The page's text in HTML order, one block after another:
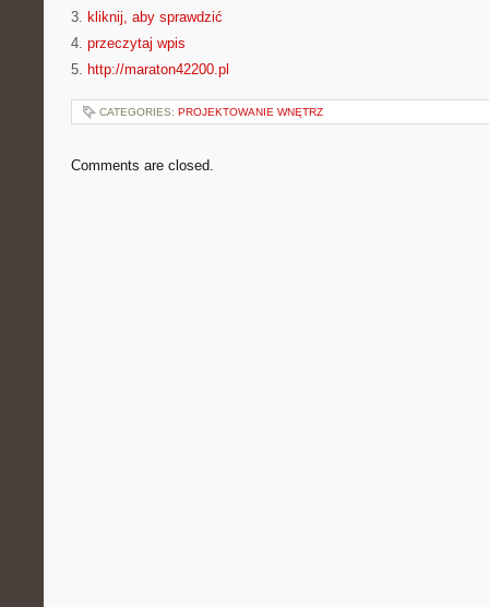
3. kliknij, aby sprawdzić
4. przeczytaj wpis
5. http://maraton42200.pl
CATEGORIES: PROJEKTOWANIE WNĘTRZ
Comments are closed.